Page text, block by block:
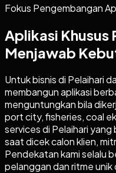
Fokus Pengembangan
Aplikasi Khusus
Menjawab
Untuk bisnis di Pelaihari
membangun aplikasi
menguntungkan bila
port city, fisheries, coal
services di Pelaihari
saat dicek calon klien,
Pendekatan kami selalu
pelanggan dan ritme unik